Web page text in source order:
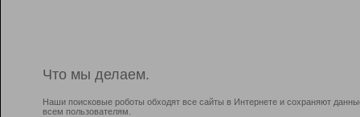
Что мы делаем.
Наши поисковые роботы обходят все сайты в Интернете и сохраняют
всем пользователям.